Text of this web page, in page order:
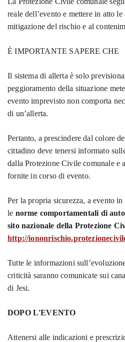
reale dell’evento e mettere in atto
mitigazione del rischio e al
È IMPORTANTE SAPERE CHE
Il sistema di allerta è solo
peggioramento della situazione
evento imprevisto non comporta
di un’allerta.
Pertanto, a prescindere dal colore
cittadino deve tenersi informato
dalla Protezione Civile comunale e
fornite in corso di evento.
Per la propria sicurezza, a evento
le norme comportamentali di
sito nazionale della Protezione
http://
Tutte le informazioni
criticità saranno comunicate sui
di Jesi.
DOPO L'EVENTO
Attenersi alle indicazioni e